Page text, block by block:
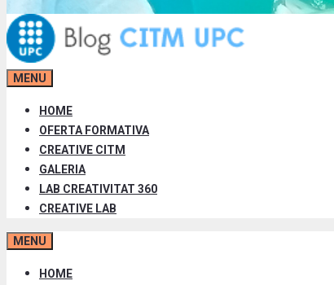
MENU
HOME
OFERTA FORMATIVA
CREATIVE CITM
GALERIA
LAB CREATIVITAT 360
CREATIVE LAB
MENU
HOME